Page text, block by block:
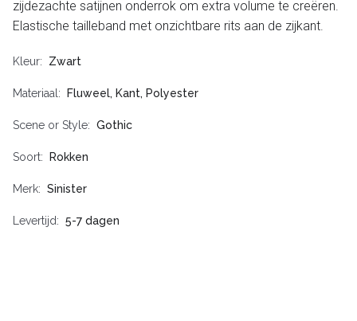
zijdezachte satijnen onderrok om extra volume te creëren.
Elastische tailleband met onzichtbare rits aan de zijkant.
Kleur Zwart
Materiaal Fluweel, Kant, Polyester
Scene or Style Gothic
Soort Rokken
Merk Sinister
Levertijd 5-7 dagen